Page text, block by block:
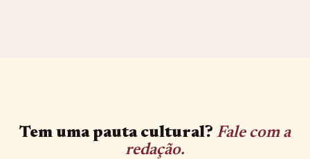
Tem uma pauta cultural? Fale com a
redação.